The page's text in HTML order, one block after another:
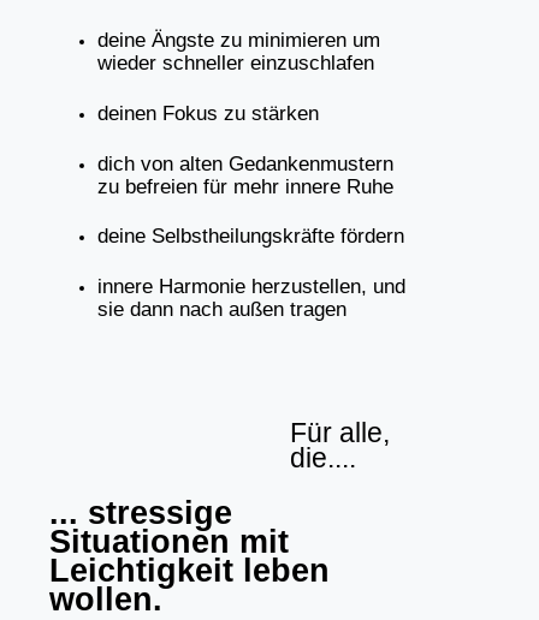
deine Ängste zu minimieren um
wieder schneller einzuschlafen
deinen Fokus zu stärken
dich von alten Gedankenmustern
zu befreien für mehr innere Ruhe
deine Selbstheilungskräfte fördern
innere Harmonie herzustellen, und
sie dann nach außen tragen
Für alle,
die....
... stressige
Situationen mit
Leichtigkeit leben
wollen.